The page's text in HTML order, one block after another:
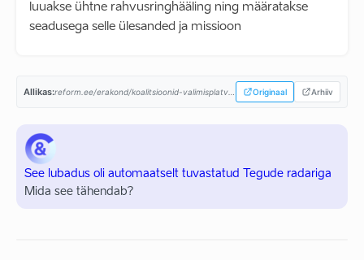
luuakse ühtne rahvusringhääling ning määratakse
seadusega selle ülesanded ja missioon
Allikas: Originaal Arhiiv
See lubadus oli automaatselt tuvastatud Tegude radariga
Mida see tähendab?